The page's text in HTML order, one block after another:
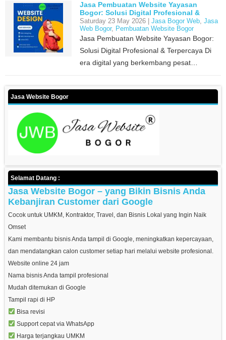
Jasa Pembuatan Website Yayasan
Bogor: Solusi Digital Profesional &
Terpercaya
Saturday 23 May 2026 | Jasa Bogor Web, Jasa
Web Bogor, Pembuatan Website Bogor
Jasa Pembuatan Website Yayasan Bogor:
Solusi Digital Profesional & Terpercaya Di
era digital yang berkembang pesat…
Jasa Website Bogor
Selamat Datang :
Jasa Website Bogor – yang Bikin Bisnis Anda
Kebanjiran Customer dari Google
Cocok untuk UMKM, Kontraktor, Travel, dan Bisnis Lokal yang Ingin Naik
Omset
Kami membantu bisnis Anda tampil di Google, meningkatkan kepercayaan,
dan mendatangkan calon customer setiap hari melalui website profesional.
Website online 24 jam
Nama bisnis Anda tampil profesional
Mudah ditemukan di Google
Tampil rapi di HP
Bisa revisi
Support cepat via WhatsApp
Harga terjangkau UMKM